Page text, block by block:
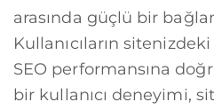
arasında güçlü bir
Kullanıcıların
SEO performansına
bir kullanıcı deneyimi,